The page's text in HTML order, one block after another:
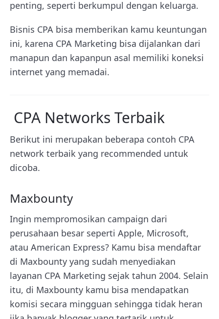
penting, seperti berkumpul dengan keluarga.
Bisnis CPA bisa memberikan kamu keuntungan
ini, karena CPA Marketing bisa dijalankan dari
manapun dan kapanpun asal memiliki koneksi
internet yang memadai.
CPA Networks Terbaik
Berikut ini merupakan beberapa contoh CPA
network terbaik yang recommended untuk
dicoba.
Maxbounty
Ingin mempromosikan campaign dari
perusahaan besar seperti Apple, Microsoft,
atau American Express? Kamu bisa mendaftar
di Maxbounty yang sudah menyediakan
layanan CPA Marketing sejak tahun 2004. Selain
itu, di Maxbounty kamu bisa mendapatkan
komisi secara mingguan sehingga tidak heran